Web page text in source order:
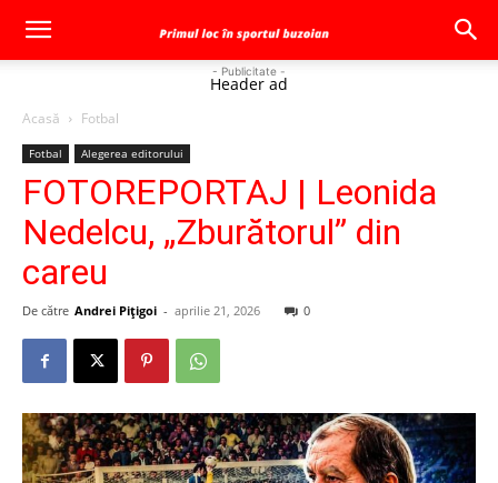
- Publicitate -
Header ad
Acasă Fotbal
Fotbal Alegerea editorului
FOTOREPORTAJ | Leonida
Nedelcu, „Zburătorul” din
careu
De către Andrei Pițigoi - aprilie 21, 2026 0